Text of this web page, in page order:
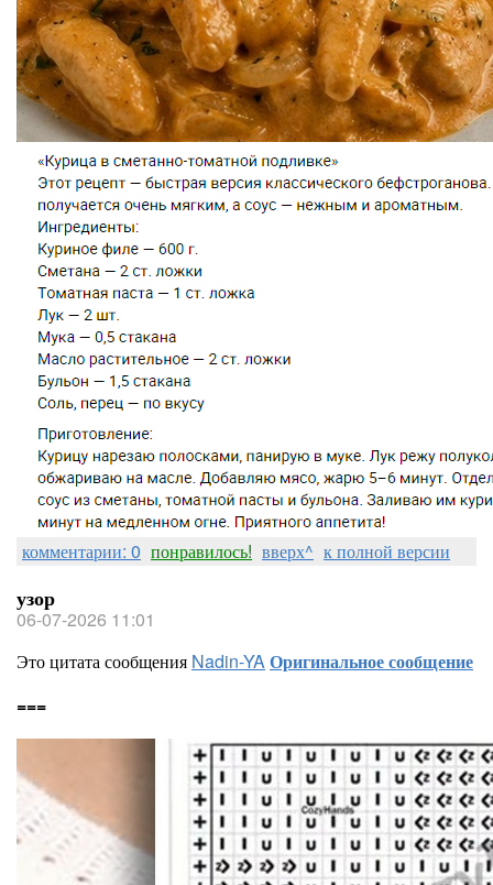
комментарии: 0 понравилось! вверх^ к полной версии
узор
06-07-2026 11:01
Это цитата сообщения Nadin-YAОригинальное сообщение
===